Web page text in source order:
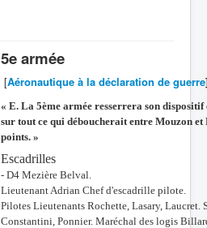
5e armée
[Aéronautique à la déclaration de guerre
« E. La 5ème armée resserrera son
sur tout ce qui déboucherait entre Mouzon et
points. »
Escadrilles
- D4 Mezière Belval.
Lieutenant Adrian Chef d'escadrille pilote.
Pilotes Lieutenants Rochette, Lasary,
Constantini, Ponnier. Maréchal des logis